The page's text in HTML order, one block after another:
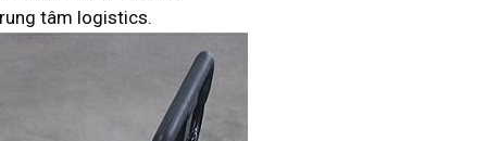
tâm logistics.